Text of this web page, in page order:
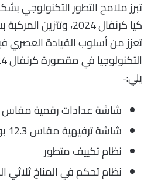
تبرز ملامح التطور
كيا كرنفال 2024،
تعزز من أسلوب القيادة العصري
يلي:-
شاشة عدادات رقمية مقاس 12.3 بوصة
شاشة ترفيهية مقاس 12.3 بوصة
نظام تكييف متطور
نظام تحكم في المناخ ثلاثي